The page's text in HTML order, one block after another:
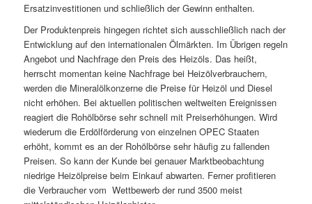
Ersatzinvestitionen und schließlich der Gewinn enthalten.
Der Produktenpreis hingegen richtet sich ausschließlich nach der
Entwicklung auf den internationalen Ölmärkten. Im Übrigen regeln
Angebot und Nachfrage den Preis des Heizöls. Das heißt,
herrscht momentan keine Nachfrage bei Heizölverbrauchern,
werden die Mineralölkonzerne die Preise für Heizöl und Diesel
nicht erhöhen. Bei aktuellen politischen weltweiten Ereignissen
reagiert die Rohölbörse sehr schnell mit Preiserhöhungen. Wird
wiederum die Erdölförderung von einzelnen OPEC Staaten
erhöht, kommt es an der Rohölbörse sehr häufig zu fallenden
Preisen. So kann der Kunde bei genauer Marktbeobachtung
niedrige Heizölpreise beim Einkauf abwarten. Ferner profitieren
die Verbraucher vom Wettbewerb der rund 3500 meist